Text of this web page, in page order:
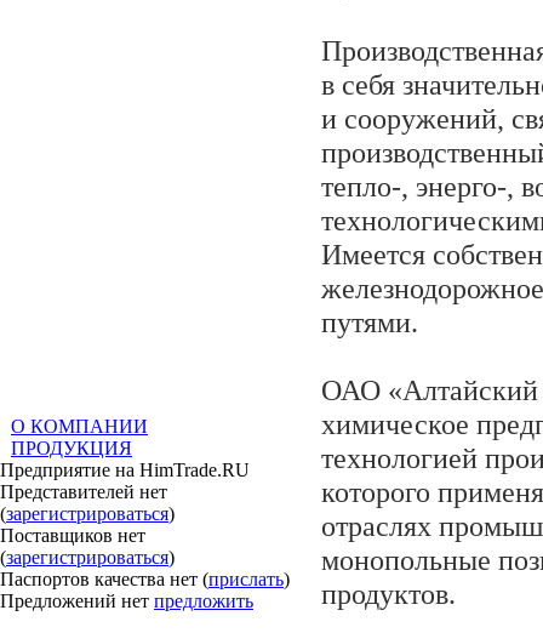
О КОМПАНИИ
ПРОДУКЦИЯ
Предприятие на HimTrade.RU
Представителей нет
(зарегистрироваться)
Поставщиков нет
(зарегистрироваться)
Паспортов качества нет (прислать)
Предложений нет предложить
в себя
и сооружений,
тепло-, энерго-,
Имеется
путями.
ОАО
химическое
технологией
которого
отраслях
монопольные
продуктов.